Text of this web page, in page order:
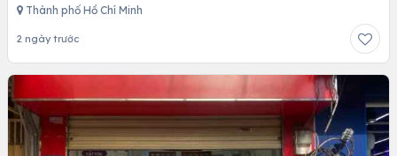
Thành phố Hồ Chí Minh
2 ngày trước